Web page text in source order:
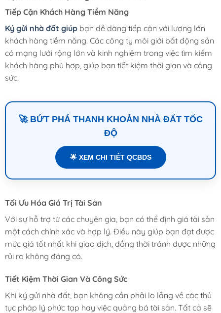
Tiếp Cận Khách Hàng Tiềm Năng
Ký gửi nhà đất giúp bạn dễ dàng tiếp cận với lượng lớn
khách hàng tiềm năng. Các công ty môi giới bất động sản
có mạng lưới rộng lớn và kinh nghiệm trong việc tìm kiếm
khách hàng phù hợp, giúp bạn tiết kiệm thời gian và công
sức.
🚀 BỨT PHÁ THANH KHOẢN NHÀ ĐẤT TỐC
ĐỘ
🌟 XEM CHI TIẾT QCBDS
Tối Ưu Hóa Giá Trị Tài Sản
Với sự hỗ trợ từ các chuyên gia, bạn có thể định giá tài sản
một cách chính xác và hợp lý. Điều này giúp bạn đạt được
mức giá tốt nhất khi giao dịch, đồng thời tránh được những
rủi ro không đáng có.
Tiết Kiệm Thời Gian Và Công Sức
Khi ký gửi nhà đất, bạn không cần phải lo lắng về các thủ
tục pháp lý phức tạp hay việc quảng bá tài sản. Tất cả sẽ